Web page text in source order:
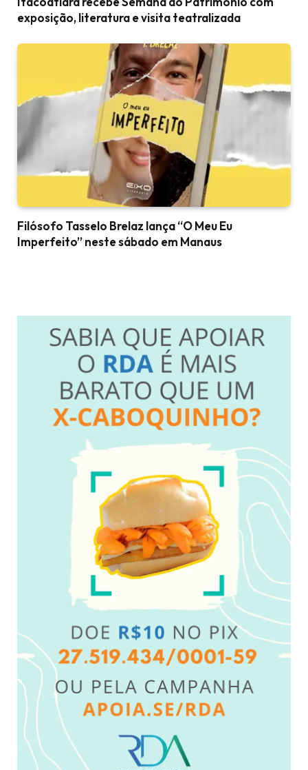
exposição, literatura e visita teatralizada
Filósofo Tasselo Brelaz lança “O Meu Eu
Imperfeito” neste sábado em Manaus